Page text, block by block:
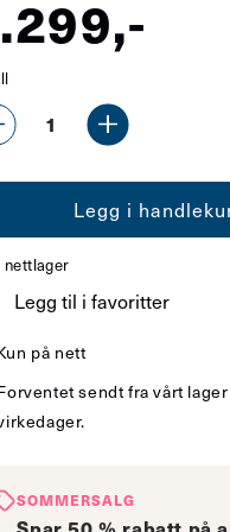
hvit
Øk
antallet
for
4-
sort/hvit
Legg i
nettlager
Legg til i favoritter
på nett
sendt fra vårt
SOMMERSALG